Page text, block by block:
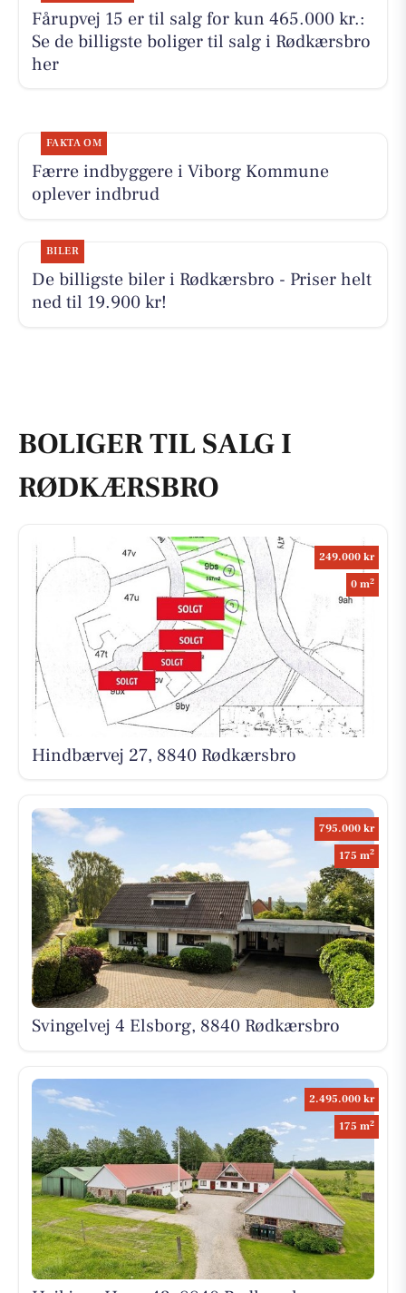
Fårupvej 15 er til salg for kun 465.000 kr.:
Se de billigste boliger til salg i Rødkærsbro
her
FAKTA OM
Færre indbyggere i Viborg Kommune
oplever indbrud
BILER
De billigste biler i Rødkærsbro - Priser helt
ned til 19.900 kr!
BOLIGER TIL SALG I
RØDKÆRSBRO
249.000 kr
0 m2
Hindbærvej 27, 8840 Rødkærsbro
795.000 kr
175 m2
Svingelvej 4 Elsborg, 8840 Rødkærsbro
2.495.000 kr
175 m2